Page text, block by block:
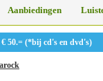
Aanbiedingen
50.= (*bij cd's en dvd's)